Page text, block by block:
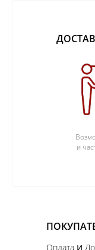
и
Оплата и